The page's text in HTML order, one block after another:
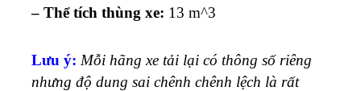
– Thể tích thùng xe: 13 m^3
Lưu ý: Mỗi hãng xe tải lại có thông số riêng
nhưng độ dung sai chênh chênh lệch là rất